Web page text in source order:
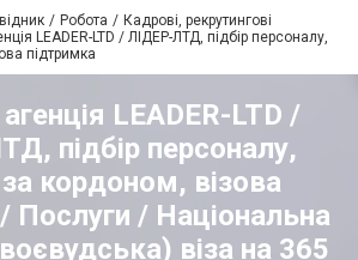
Робота
Кадрові, рекрутингові
LEADER-LTD / ЛІДЕР-ЛТД, підбір персоналу,
підтримка
LEADER-LTD /
підбір персоналу,
кордоном, візова
Послуги / Національна
віза на 365